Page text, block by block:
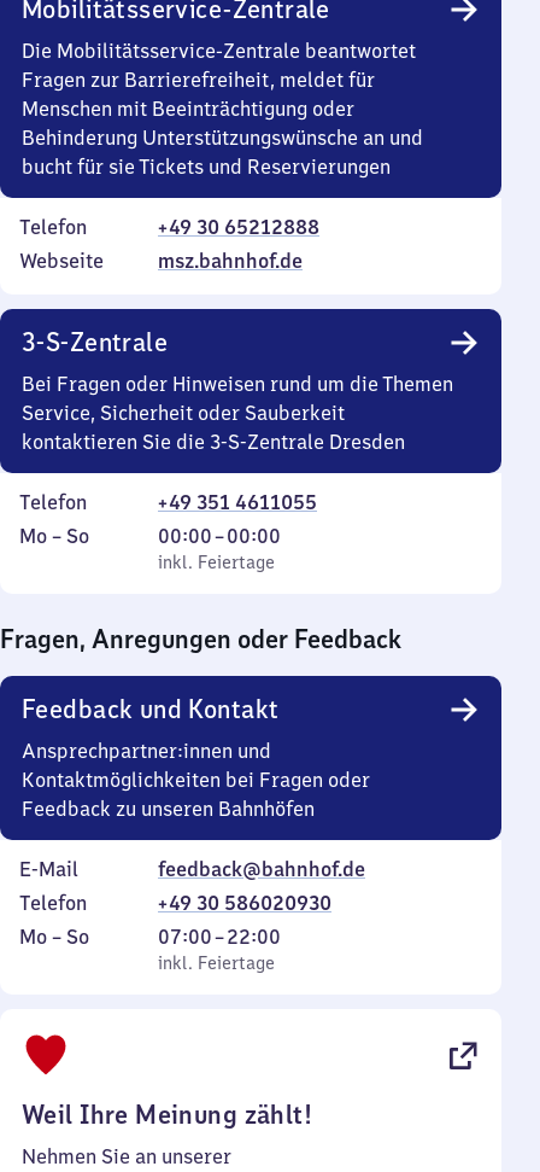
Mobilitätsservice-Zentrale
Die Mobilitätsservice-Zentrale beantwortet
Fragen zur Barrierefreiheit, meldet für
Menschen mit Beeinträchtigung oder
Behinderung Unterstützungswünsche an und
bucht für sie Tickets und Reservierungen
Telefon
+49 30 65212888
Webseite
msz.bahnhof.de
3-S-Zentrale
Bei Fragen oder Hinweisen rund um die Themen
Service, Sicherheit oder Sauberkeit
kontaktieren Sie die 3-S-Zentrale Dresden
Telefon
+49 351 4611055
Montag
Mo – So,
inkl. Feiertage
00:00–00:00
Von
0
0
Uhr
inkl. Feiertage
Fragen, Anregungen oder Feedback
Feedback und Kontakt
Ansprechpartner:innen und
Kontaktmöglichkeiten bei Fragen oder
Feedback zu unseren Bahnhöfen
E-Mail
feedback@bahnhof.de
Telefon
+49 30 586020930
Montag
Mo – So,
inkl. Feiertage
07:00–22:00
Von
7
inkl. Feiertage
Weil Ihre Meinung zählt!
Nehmen Sie an unserer